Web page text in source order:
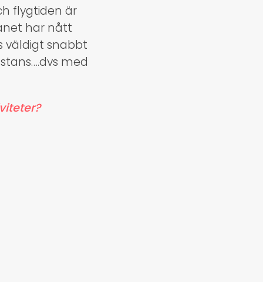
flygtiden är
har nått
väldigt snabbt
med